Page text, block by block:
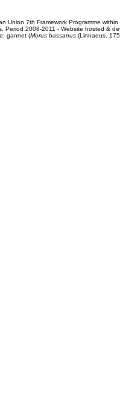
Union 7th Framework Programme
Period 2008-2011 - Website hosted &
gannet (Morus bassanus(Linnaeus,